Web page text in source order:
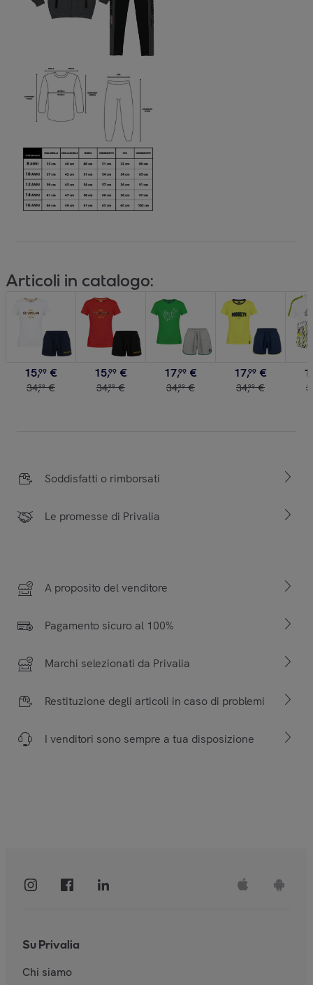
Articoli in catalogo:
15,99 €
34,99 €
15,99 €
34,99 €
17,99 €
34,99 €
17,99 €
34,99 €
Soddisfatti o rimborsati
Le promesse di Privalia
A proposito del venditore
Pagamento sicuro al 100%
Marchi selezionati da Privalia
Restituzione degli articoli in caso di problemi
I venditori sono sempre a tua disposizione
Su Privalia
Chi siamo